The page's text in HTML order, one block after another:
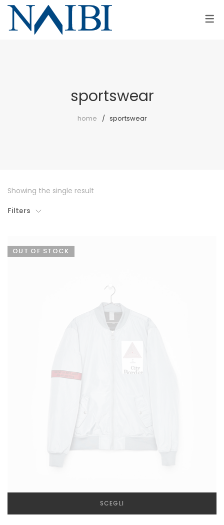
AZIENDA
AZIENDA
COLLEZIONI
DONNA
sportswear
home sportswear
Showing the single result
Filters
OUT OF STOCK
SCEGLI